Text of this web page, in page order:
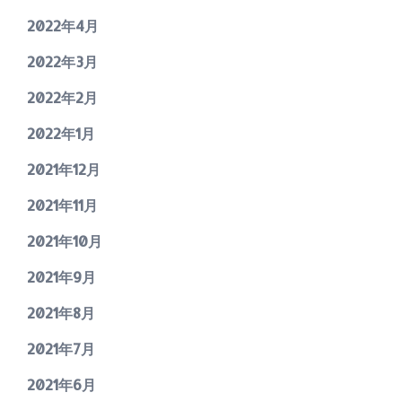
2022年4月
2022年3月
2022年2月
2022年1月
2021年12月
2021年11月
2021年10月
2021年9月
2021年8月
2021年7月
2021年6月